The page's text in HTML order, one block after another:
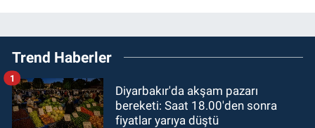
Trend Haberler
Diyarbakır'da akşam pazarı
bereketi: Saat 18.00'den sonra
fiyatlar yarıya düştü
1